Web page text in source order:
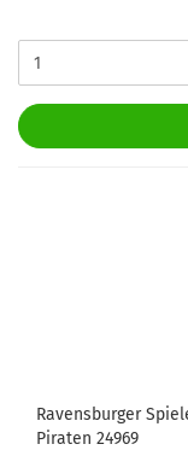
Ravensburger
Piraten 24969